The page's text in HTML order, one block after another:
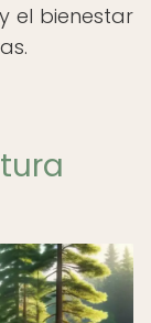
el bienestar